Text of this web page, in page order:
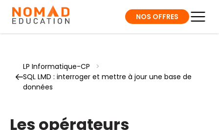
NOS OFFRES
LP Informatique-CP
>
SQL LMD : interroger et mettre à jour une base de
données
Les opérateurs